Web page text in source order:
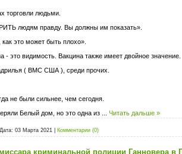
торговли людьми.
людям правду. Вы должны им показать».
это может быть плохо».
- это видимость. Вакцина также имеет двойное значение.
( ВМС США ), среди прочих.
не были сильнее, чем сегодня.
Белый дом, но это одна из
Читать дальше »
Дата: 03 Марта 2021 Комментарии (0)
криминальной полиции Ганновера